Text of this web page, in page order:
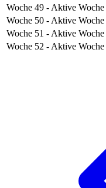
Woche 49 - Aktive Woche
Woche 50 - Aktive Woche
Woche 51 - Aktive Woche
Woche 52 - Aktive Woche